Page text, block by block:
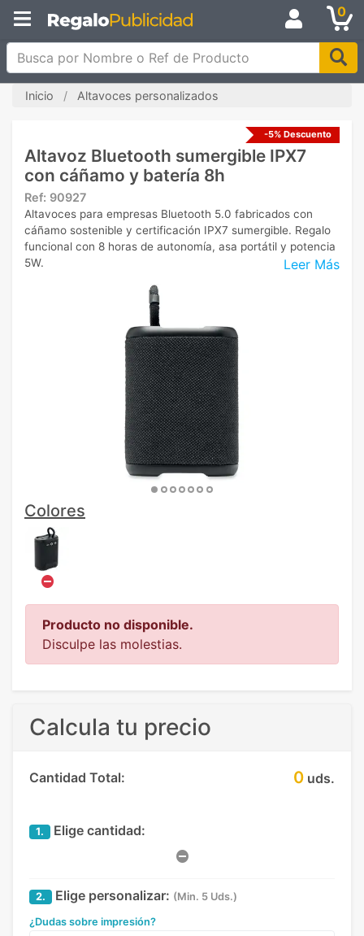
0
Busca por Nombre o Ref de Producto
Inicio Altavoces personalizados
-5% Descuento
Altavoz Bluetooth sumergible IPX7
con cáñamo y batería 8h
Ref: 90927
Leer Más
Altavoces para empresas Bluetooth 5.0 fabricados con
cáñamo sostenible y certificación IPX7 sumergible. Regalo
funcional con 8 horas de autonomía, asa portátil y potencia
5W.
Colores
Producto no disponible.
Disculpe las molestias.
Calcula tu precio
Cantidad Total: 0 uds.
1. Elige cantidad:
2. Elige personalizar: (Min. 5 Uds.)
¿Dudas sobre impresión?